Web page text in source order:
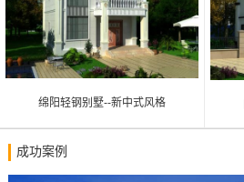
绵阳轻钢别墅--新中式风格
成功案例